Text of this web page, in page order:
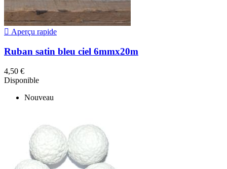
 Aperçu rapide
Ruban satin bleu ciel 6mmx20m
4,50 €
Disponible
Nouveau